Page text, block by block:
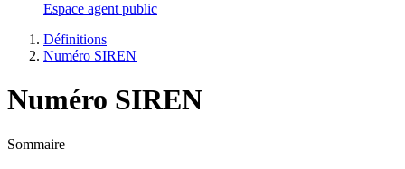
Espace agent public
Définitions
Numéro SIREN
Numéro SIREN
Sommaire